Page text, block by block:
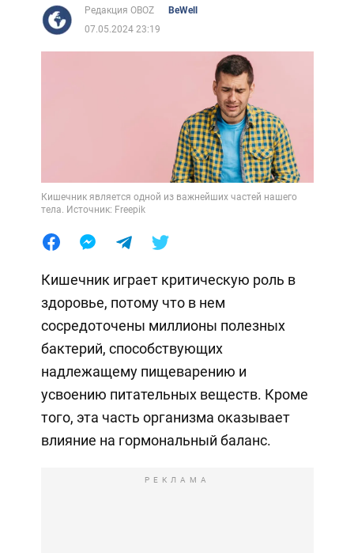
Редакция OBOZ
BeWell
07.05.2024 23:19
Кишечник является одной из важнейших частей нашего
тела. Источник: Freepik
Кишечник играет критическую роль в
здоровье, потому что в нем
сосредоточены миллионы полезных
бактерий, способствующих
надлежащему пищеварению и
усвоению питательных веществ. Кроме
того, эта часть организма оказывает
влияние на гормональный баланс.
РЕКЛАМА